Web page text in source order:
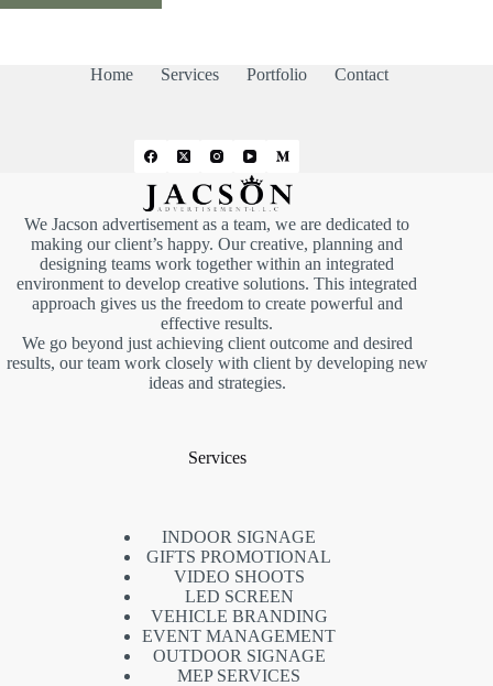
Home Services Portfolio Contact
We Jacson advertisement as a team, we are dedicated to
making our client’s happy. Our creative, planning and
designing teams work together within an integrated
environment to develop creative solutions. This integrated
approach gives us the freedom to create powerful and
effective results.
We go beyond just achieving client outcome and desired
results, our team work closely with client by developing new
ideas and strategies.
Services
INDOOR SIGNAGE
GIFTS PROMOTIONAL
VIDEO SHOOTS
LED SCREEN
VEHICLE BRANDING
EVENT MANAGEMENT
OUTDOOR SIGNAGE
MEP SERVICES